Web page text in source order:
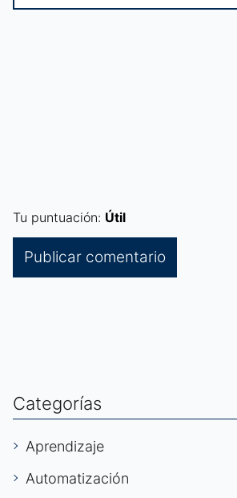
Tu puntuación: Útil
Categorías
Aprendizaje
Automatización